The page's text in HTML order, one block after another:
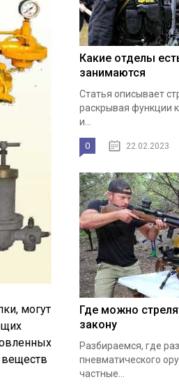
могут
Какие отделы
занимаются
Статья описывает
раскрывая функции
и...
0 22.02.2023
Где можно
закону
Разбираемся, где
пневматического
частные...